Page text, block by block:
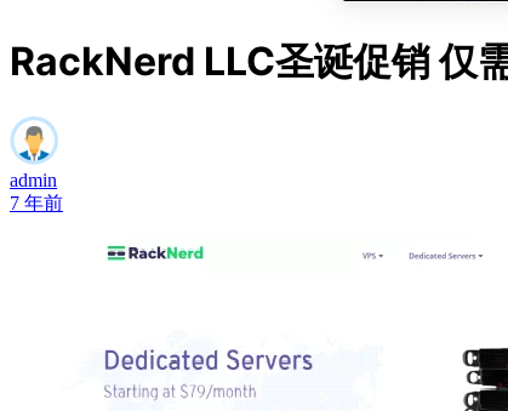
RackNerd LLC圣诞促销 仅
admin
7 年前